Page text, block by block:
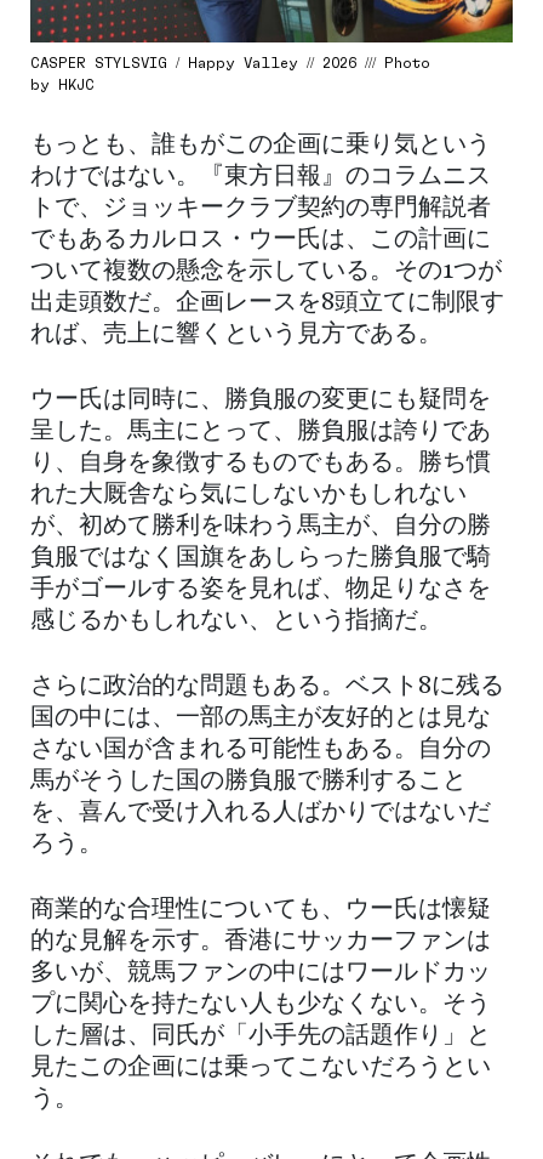
CASPER STYLSVIG / Happy Valley // 2026 /// Photo
by HKJC
もっとも、誰もがこの企画に乗り気という
わけではない。『東方日報』のコラムニス
トで、ジョッキークラブ契約の専門解説者
でもあるカルロス・ウー氏は、この計画に
ついて複数の懸念を示している。その1つが
出走頭数だ。企画レースを8頭立てに制限す
れば、売上に響くという見方である。
ウー氏は同時に、勝負服の変更にも疑問を
呈した。馬主にとって、勝負服は誇りであ
り、自身を象徴するものでもある。勝ち慣
れた大厩舎なら気にしないかもしれない
が、初めて勝利を味わう馬主が、自分の勝
負服ではなく国旗をあしらった勝負服で騎
手がゴールする姿を見れば、物足りなさを
感じるかもしれない、という指摘だ。
さらに政治的な問題もある。ベスト8に残る
国の中には、一部の馬主が友好的とは見な
さない国が含まれる可能性もある。自分の
馬がそうした国の勝負服で勝利すること
を、喜んで受け入れる人ばかりではないだ
ろう。
商業的な合理性についても、ウー氏は懐疑
的な見解を示す。香港にサッカーファンは
多いが、競馬ファンの中にはワールドカッ
プに関心を持たない人も少なくない。そう
した層は、同氏が「小手先の話題作り」と
見たこの企画には乗ってこないだろうとい
う。